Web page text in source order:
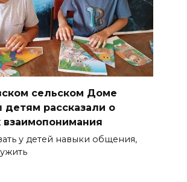
сельском Доме
детям рассказали о
взаимопонимания
у детей навыки общения,